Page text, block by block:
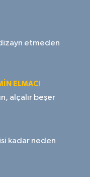
etmeden
ELMACI
alçalır beşer
kadar neden